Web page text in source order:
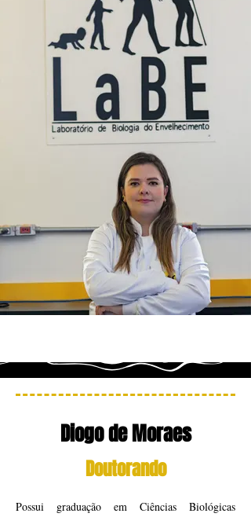
Diogo de Moraes
Doutorando
Possui graduação em Ciências Biológicas